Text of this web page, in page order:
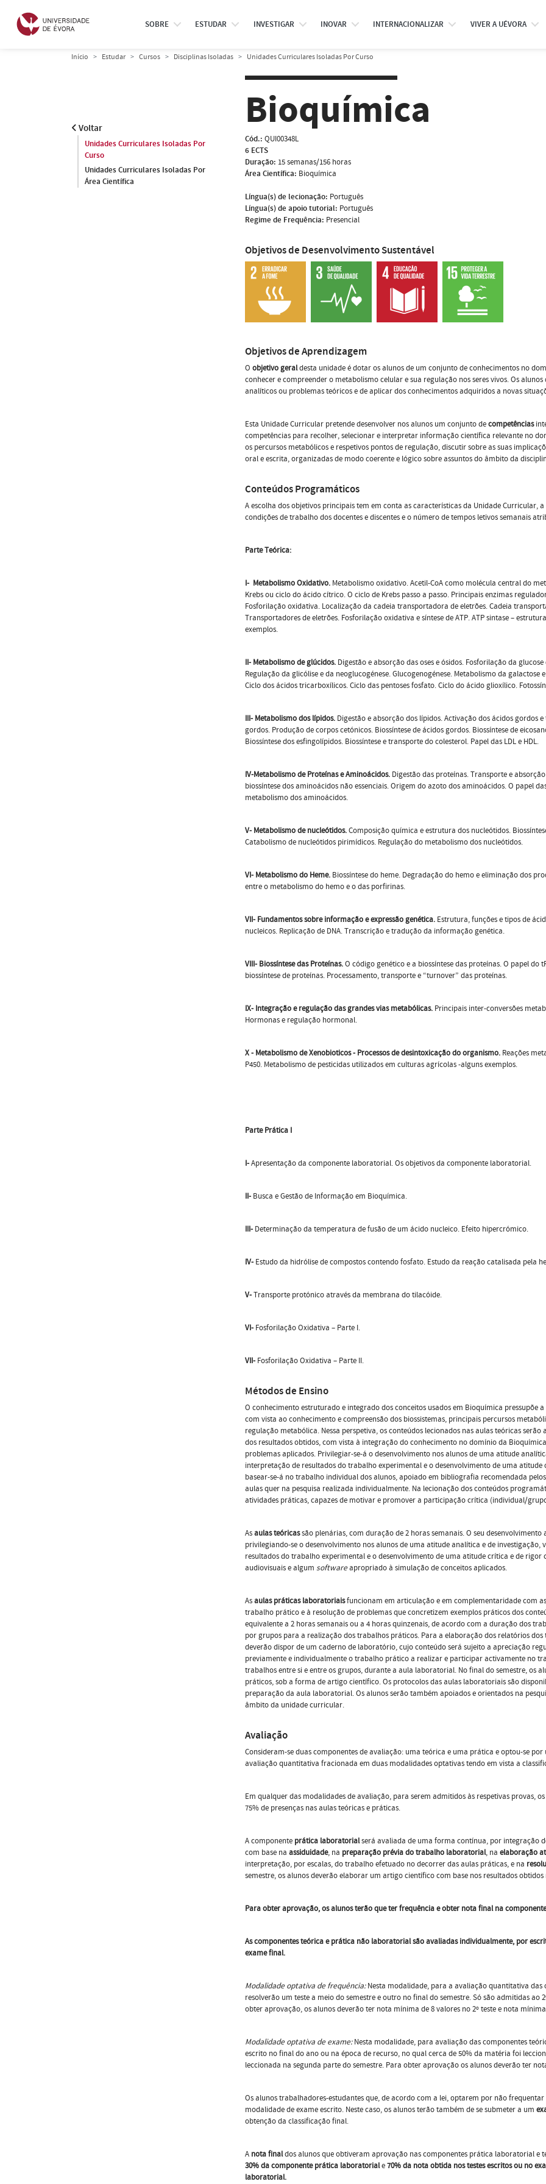
SOBRE ESTUDAR INVESTIGAR INOVAR INTERNACIONALIZAR VIVER A UÉVORA
Início Estudar Cursos Disciplinas Isoladas Unidades Curriculares Isoladas Por Curso
Voltar
Unidades Curriculares Isoladas Por
Curso
Unidades Curriculares Isoladas Por
Área Científica
Bioquímica
Cód.: QUI00348L
6 ECTS
Duração: 15 semanas/156 horas
Área Científica: Bioquímica
Língua(s) de lecionação: Português
Língua(s) de apoio tutorial: Português
Regime de Frequência: Presencial
Objetivos de Desenvolvimento Sustentável
Objetivos de Aprendizagem
O objetivo geraldesta unidade é dotar os alunos de um conjunto de conhecimentos no
conhecer e compreender o metabolismo celular e sua regulação nos seres vivos. Os
analíticos ou problemas teóricos e de aplicar dos conhecimentos adquiridos a novas
Esta Unidade Curricular pretende desenvolver nos alunos um conjunto decompetências
competências para recolher, selecionar e interpretar informação científica relevante no
os percursos metabólicos e respetivos pontos de regulação, discutir sobre as suas
oral e escrita, organizadas de modo coerente e lógico sobre assuntos do âmbito da
Conteúdos Programáticos
A escolha dos objetivos principais tem em conta as características da Unidade Curricular,
condições de trabalho dos docentes e discentes e o número de tempos letivos semanais
Parte Teórica:
I- Metabolismo Oxidativo. Metabolismo oxidativo. Acetil-CoA como molécula central do
Krebs ou ciclo do ácido cítrico. O ciclo de Krebs passo a passo. Principais enzimas
Fosforilação oxidativa. Localização da cadeia transportadora de eletrões. Cadeia
Transportadores de eletrões. Fosforilação oxidativa e síntese de ATP. ATP sintase –
exemplos.
II- Metabolismo de glúcidos. Digestão e absorção das oses e ósidos. Fosforilação da
Regulação da glicólise e da neoglucogénese. Glucogenogénese. Metabolismo da
Ciclo dos ácidos tricarboxílicos. Ciclo das pentoses fosfato. Ciclo do ácido glioxílico.
III- Metabolismo dos lípidos. Digestão e absorção dos lípidos. Activação dos ácidos
gordos. Produção de corpos cetónicos. Biossíntese de ácidos gordos. Biossíntese de
Biossíntese dos esfingolípidos. Biossíntese e transporte do colesterol. Papel das LDL e HDL.
IV-Metabolismo de Proteínas e Aminoácidos. Digestão das proteínas. Transporte e
biossíntese dos aminoácidos não essenciais. Origem do azoto dos aminoácidos. O papel
metabolismo dos aminoácidos.
V- Metabolismo de nucleótidos.Composição química e estrutura dos nucleótidos.
Catabolismo de nucleótidos pirimídicos. Regulação do metabolismo dos nucleótidos.
VI- Metabolismo do Heme. Biossíntese do heme. Degradação do hemo e eliminação dos
entre o metabolismo do hemo e o das porfirinas.
VII- Fundamentos sobre informação e expressão genética. Estrutura, funções e tipos de
nucleicos. Replicação de DNA. Transcrição e tradução da informação genética.
VIII- Biossíntese das Proteínas.O código genético e a biossíntese das proteínas. O papel do
biossíntese de proteínas. Processamento, transporte e “turnover” das proteínas.
IX- Integração e regulação das grandes vias metabólicas. Principais inter-conversões
Hormonas e regulação hormonal.
X - Metabolismo de Xenobioticos - Processos de desintoxicação do organismo. Reações
P450. Metabolismo de pesticidas utilizados em culturas agrícolas -alguns exemplos.
Parte Prática I
I-Apresentação da componente laboratorial. Os objetivos da componente laboratorial.
II- Busca e Gestão de Informação em Bioquímica.
III- Determinação da temperatura de fusão de um ácido nucleico. Efeito hipercrómico.
IV- Estudo da hidrólise de compostos contendo fosfato. Estudo da reação catalisada pela
V-Transporte protónico através da membrana do tilacóide.
VI- Fosforilação Oxidativa – Parte I.
VII- Fosforilação Oxidativa – Parte II.
Métodos de Ensino
O conhecimento estruturado e integrado dos conceitos usados em Bioquímica pressupõe
com vista ao conhecimento e compreensão dos biossistemas, principais percursos
regulação metabólica. Nessa perspetiva, os conteúdos lecionados nas aulas teóricas
dos resultados obtidos, com vista à integração do conhecimento no domínio da
problemas aplicados. Privilegiar-se-á o desenvolvimento nos alunos de uma atitude
interpretação de resultados do trabalho experimental e o desenvolvimento de uma
basear-se-á no trabalho individual dos alunos, apoiado em bibliografia recomendada
aulas quer na pesquisa realizada individualmente. Na lecionação dos conteúdos
atividades práticas, capazes de motivar e promover a participação crítica (individual/
Asaulas teóricassão plenárias, com duração de 2 horas semanais. O seu
privilegiando-se o desenvolvimento nos alunos de uma atitude analítica e de
resultados do trabalho experimental e o desenvolvimento de uma atitude crítica e de
audiovisuais e algum softwareapropriado à simulação de conceitos aplicados.
Asaulas práticas laboratoriaisfuncionam em articulação e em complementaridade com
trabalho prático e à resolução de problemas que concretizem exemplos práticos dos
equivalente a 2 horas semanais ou a 4 horas quinzenais, de acordo com a duração dos
por grupos para a realização dos trabalhos práticos. Para a elaboração dos relatórios
deverão dispor de um caderno de laboratório, cujo conteúdo será sujeito a apreciação
previamente e individualmente o trabalho prático a realizar e participar activamente no
trabalhos entre si e entre os grupos, durante a aula laboratorial. No final do semestre, os
práticos, sob a forma de artigo científico. Os protocolos das aulas laboratoriais são
preparação da aula laboratorial. Os alunos serão também apoiados e orientados na
âmbito da unidade curricular.
Avaliação
Consideram-se duas componentes de avaliação: uma teórica e uma prática e optou-se
avaliação quantitativa fracionada em duas modalidades optativas tendo em vista a
Em qualquer das modalidades de avaliação, para serem admitidos às respetivas provas,
75% de presenças nas aulas teóricas e práticas.
A componente prática laboratorialserá avaliada de uma forma contínua, por integração
com base na assiduidade, na preparação prévia do trabalho laboratorial, na elaboração
interpretação, por escalas, do trabalho efetuado no decorrer das aulas práticas, e na
semestre, os alunos deverão elaborar um artigo científico com base nos resultados
Para obter aprovação, os alunos terão que ter frequência e obter nota final na
As componentes teórica e prática não laboratorial são avaliadas individualmente, por
exame final.
Modalidade optativa de frequência:Nesta modalidade, para a avaliação quantitativa
resolverão um teste a meio do semestre e outro no final do semestre. Só são admitidas ao
obter aprovação, os alunos deverão ter nota mínima de 8 valores no 2º teste e nota
Modalidade optativa de exame:Nesta modalidade, para avaliação das componentes
escrito no final do ano ou na época de recurso, no qual cerca de 50% da matéria foi
leccionada na segunda parte do semestre. Para obter aprovação os alunos deverão ter
Os alunos trabalhadores-estudantes que, de acordo com a lei, optarem por não
modalidade de exame escrito. Neste caso, os alunos terão também de se submeter a um
obtenção da classificação final.
A nota finaldos alunos que obtiveram aprovação nas componentes prática laboratorial e
30% da componente prática laboratoriale70% da nota obtida nos testes escritos ou no
laboratorial.